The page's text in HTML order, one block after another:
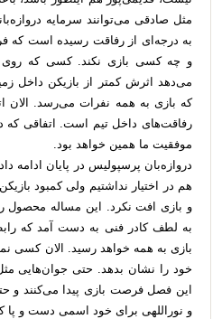
مثل صادقی می‌توانند سرمایه
به درجه‌ای از رفاقت رسیده است که
و چه کسی بازی نکند. کسی که روی
می‌دهد اثرش کمتر از بازیکن
که بازی به همه نفرات می‌رسد. الان
رفاقت‌های داخل تیم است. اتفاقی که
موفقیت ما همین خواهد بود.
هم در اختیار نداشتیم ولی کمبود
و بازی افت نکرد. این مساله محصول
به لطف کادر فنی به دست آمد که
بازی به همه خواهد رسید. الان کسی
خود را نشان بدهد. حتی جوان‌هایی
این فصل فرصت بازی پیدا می‌کنند و
و نوراللهی برای خود اسمی دست و پا